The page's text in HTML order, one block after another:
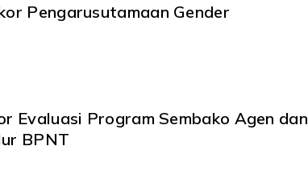
Pengarusutamaan Gender
Evaluasi Program Sembako Agen dan
BPNT